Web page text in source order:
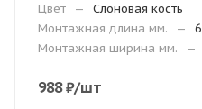
Цвет
—
Слоновая кость
Монтажная длина мм.
—
Монтажная ширина мм.
—
988₽/шт